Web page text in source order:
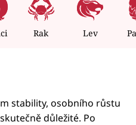
Rak Lev
stability, osobního růstu
důležité. Po